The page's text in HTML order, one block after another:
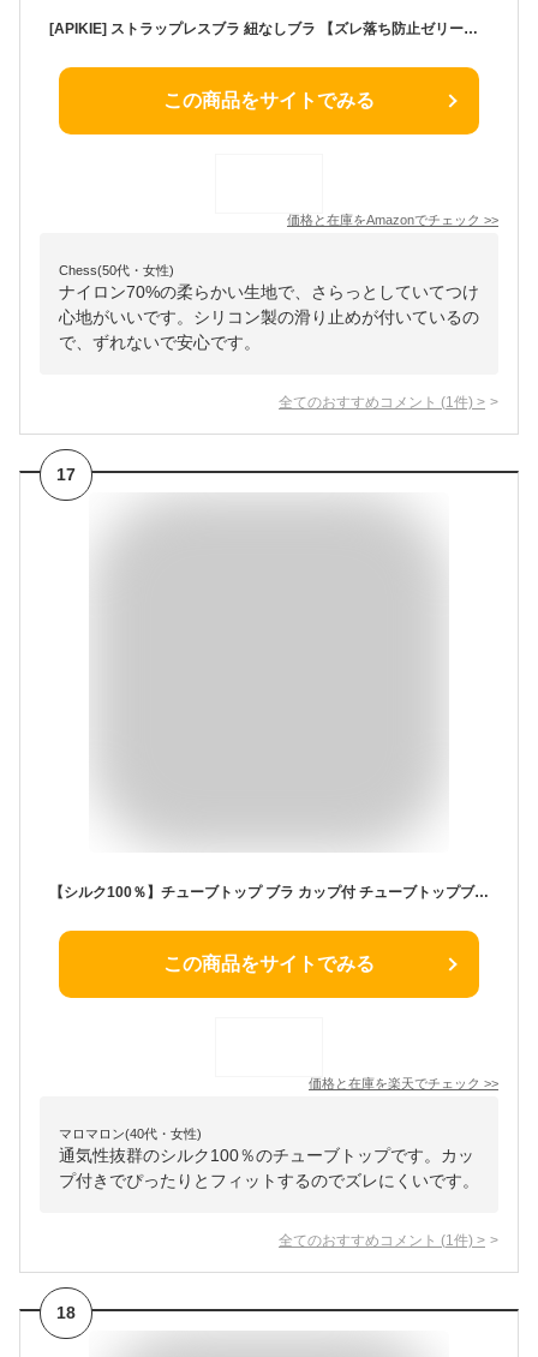
[APIKIE] ストラップレスブラ 紐なしブラ 【ズレ落ち防止ゼリーシリコン・多重滑り止め】【通気性息吹パッド・谷間メイク】 チューブトップ 脇高 ノンワイヤー 高弾性 柔らかい シームレスブラ 結婚式 ブラジャー 盛れ寄せブラ バストアップ (M, ブラック)
この商品をサイトでみる
価格と在庫をAmazonでチェック >>
Chess(50代・女性)
ナイロン70%の柔らかい生地で、さらっとしていてつけ
心地がいいです。シリコン製の滑り止めが付いているの
で、ずれないで安心です。
全てのおすすめコメント (1 件) >
17
【シルク100％】チューブトップ ブラ カップ付 チューブトップブラ ブラジャー ブラトップ ストラップレスブラ ブラ インナー 盛れる ノンワイヤー ワイヤーなし
この商品をサイトでみる
価格と在庫を楽天でチェック >>
マロマロン(40代・女性)
通気性抜群のシルク100％のチューブトップです。カッ
プ付きでぴったりとフィットするのでズレにくいです。
全てのおすすめコメント (1 件) >
18